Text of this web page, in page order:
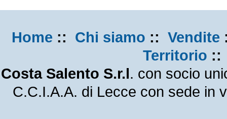
Home :: Chi siamo :: Vendite
Territorio
Costa Salento S.r.l. con socio
C.C.I.A.A. di Lecce con sede in